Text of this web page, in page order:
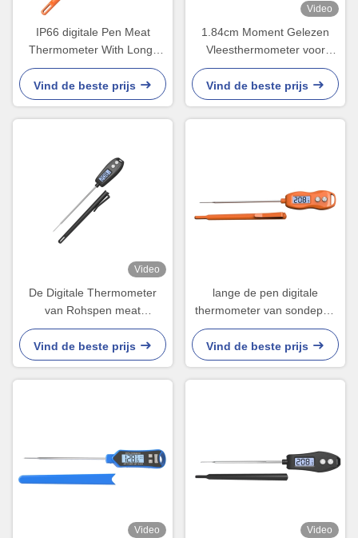
IP66 digitale Pen Meat
Thermometer With Long-
Roestvrij staalsonde
Vind de beste prijs
Video
1.84cm Moment Gelezen
Vleesthermometer voor
BARBECUE die Olie het
Frituren roosteren
Vind de beste prijs
Video
De Digitale Thermometer
van Rohspen meat
thermometer pen style voor
Bakselbarbecue
Vind de beste prijs
lange de pen digitale
thermometer van sondepen
meat thermometer voor
keukenroker
Vind de beste prijs
Video Video